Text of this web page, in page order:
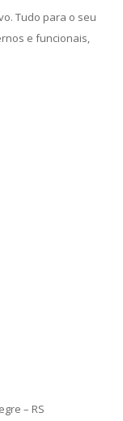
Tudo para o seu
e funcionais,
– RS